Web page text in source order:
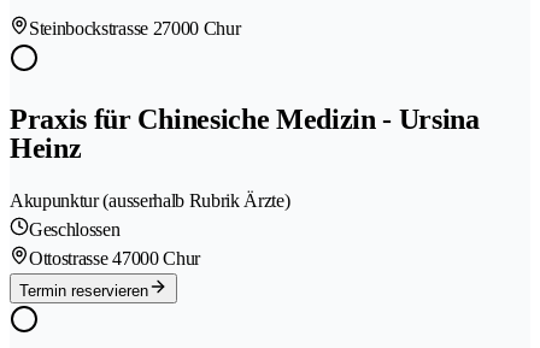
Steinbockstrasse 27000 Chur
Praxis für Chinesiche Medizin - Ursina
Heinz
Akupunktur (ausserhalb Rubrik Ärzte)
Geschlossen
Ottostrasse 47000 Chur
Termin reservieren